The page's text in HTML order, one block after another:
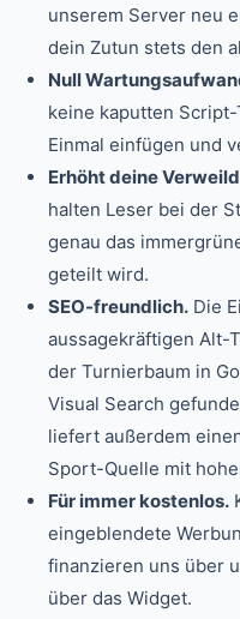
unserem Server neu
dein Zutun stets den
Null
keine kaputten
Einmal einfügen und
Erhöht deine
halten Leser bei der
genau das
geteilt wird.
SEO-freundlich. Die
aussagekräftigen Alt-
der Turnierbaum in
Visual Search
liefert außerdem
Sport-Quelle mit
Für immer kostenlos.
eingeblendete
finanzieren uns über
über das Widget.